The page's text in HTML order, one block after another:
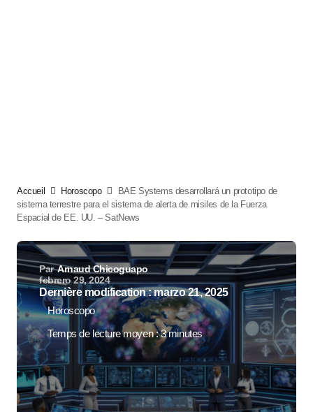
Accueil Horoscopo
BAE Systems desarrollará un prototipo de
sistema terrestre para el sistema de alerta de misiles de la Fuerza
Espacial de EE. UU. – SatNews
Par Arnaud Chicoguapo
febrero 29, 2024
Dernière modification : marzo 21, 2025
Horoscopo
Temps de lecture moyen : 3 minutes